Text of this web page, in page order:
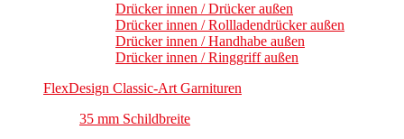
Drücker innen / Drücker außen
Drücker innen / Rollladendrücker außen
Drücker innen / Handhabe außen
Drücker innen / Ringgriff außen
FlexDesign Classic-Art Garnituren
35 mm Schildbreite